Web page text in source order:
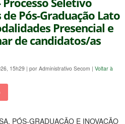
Pós-Graduação Lato
Presencial e
de candidatos/as
15h29 | por Administrativo Secom | Voltar à
PÓS-GRADUAÇÃO E INOVAÇÃO